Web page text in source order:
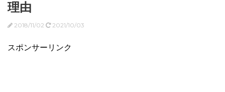
理由
2018/11/02 2021/10/03
スポンサーリンク